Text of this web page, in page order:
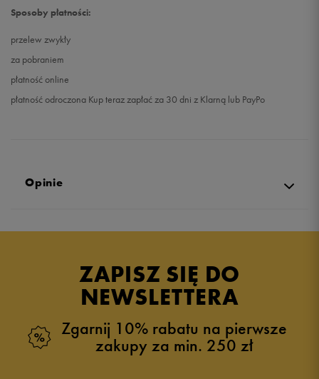
Sposoby płatności:
przelew zwykły
za pobraniem
płatność online
płatność odroczona Kup teraz zapłać za 30 dni z Klarną lub PayPo
Opinie
ZAPISZ SIĘ DO
NEWSLETTERA
Zgarnij 10% rabatu na pierwsze
zakupy za min. 250 zł